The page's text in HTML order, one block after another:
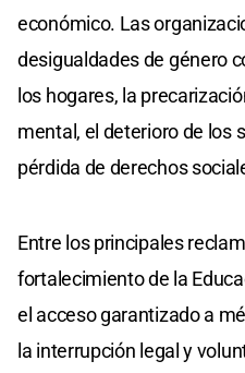
económico. Las
desigualdades de género
los hogares, la
mental, el deterioro de los
pérdida de derechos
Entre los principales
fortalecimiento de la
el acceso garantizado a
la interrupción legal y